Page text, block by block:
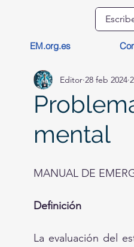
EM.org.es
mental
Editor 28 feb 2024
MANUAL DE
Definición
La evaluación del